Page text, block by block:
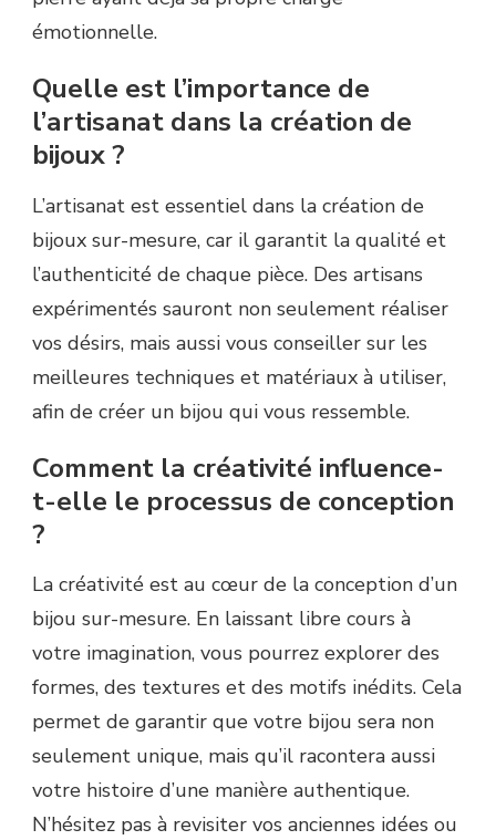
émotionnelle.
Quelle est l’importance de
l’artisanat dans la création de
bijoux ?
L’artisanat est essentiel dans la création de
bijoux sur-mesure, car il garantit la qualité et
l’authenticité de chaque pièce. Des artisans
expérimentés sauront non seulement réaliser
vos désirs, mais aussi vous conseiller sur les
meilleures techniques et matériaux à utiliser,
afin de créer un bijou qui vous ressemble.
Comment la créativité influence-
t-elle le processus de conception
?
La créativité est au cœur de la conception d’un
bijou sur-mesure. En laissant libre cours à
votre imagination, vous pourrez explorer des
formes, des textures et des motifs inédits. Cela
permet de garantir que votre bijou sera non
seulement unique, mais qu’il racontera aussi
votre histoire d’une manière authentique.
N’hésitez pas à revisiter vos anciennes idées ou